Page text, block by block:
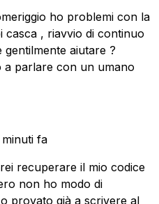
ho problemi con la
casca , riavvio di continuo
aiutare ?
a parlare con un umano
fa
recuperare il mio codice
non ho modo di
provato già a scrivere al